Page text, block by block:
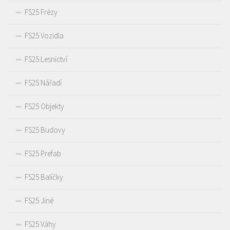
FS25 Frézy
FS25 Vozidla
FS25 Lesnictví
FS25 Nářadí
FS25 Objekty
FS25 Budovy
FS25 Prefab
FS25 Balíčky
FS25 Jiné
FS25 Váhy